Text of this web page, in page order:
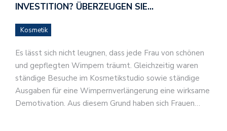
INVESTITION? ÜBERZEUGEN SIE…
Kosmetik
Es lässt sich nicht leugnen, dass jede Frau von schönen
und gepflegten Wimpern träumt. Gleichzeitig waren
ständige Besuche im Kosmetikstudio sowie ständige
Ausgaben für eine Wimpernverlängerung eine wirksame
Demotivation. Aus diesem Grund haben sich Frauen…